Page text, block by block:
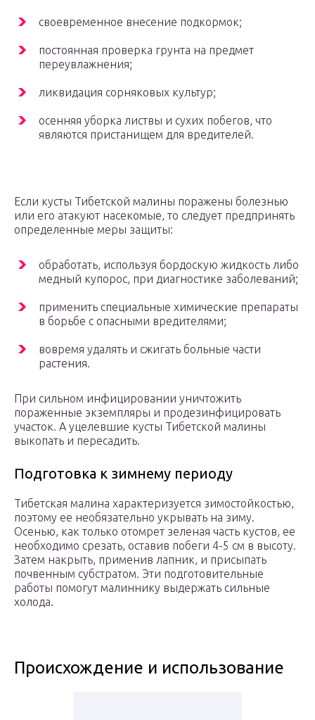
своевременное внесение подкормок;
постоянная проверка грунта на предмет
переувлажнения;
ликвидация сорняковых культур;
осенняя уборка листвы и сухих побегов, что
являются пристанищем для вредителей.
Если кусты Тибетской малины поражены болезнью
или его атакуют насекомые, то следует предпринять
определенные меры защиты:
обработать, используя бордоскую жидкость либо
медный купорос, при диагностике заболеваний;
применить специальные химические препараты
в борьбе с опасными вредителями;
вовремя удалять и сжигать больные части
растения.
При сильном инфицировании уничтожить
пораженные экземпляры и продезинфицировать
участок. А уцелевшие кусты Тибетской малины
выкопать и пересадить.
Подготовка к зимнему периоду
Тибетская малина характеризуется зимостойкостью,
поэтому ее необязательно укрывать на зиму.
Осенью, как только отомрет зеленая часть кустов, ее
необходимо срезать, оставив побеги 4-5 см в высоту.
Затем накрыть, применив лапник, и присыпать
почвенным субстратом. Эти подготовительные
работы помогут малиннику выдержать сильные
холода.
Происхождение и использование